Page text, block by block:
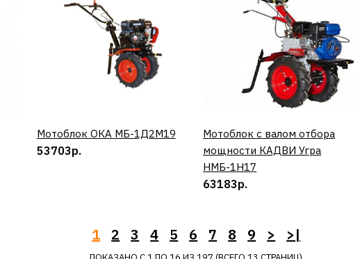
Культиватор HYUNDAI т
54390р.
КУПИТЬ
Мотоблок ОКА МБ-1Д2М19
53703р.
КУПИТЬ
Мотоблок с валом отбора
мощности КАДВИ Угра
НМБ-1Н17
63183р.
1 2 3 4 5 6 7 8 9 > >|